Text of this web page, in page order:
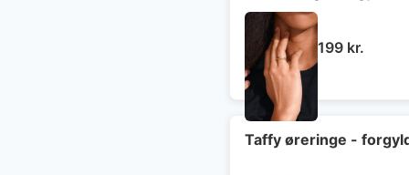
199 kr.
Taffy øreringe -